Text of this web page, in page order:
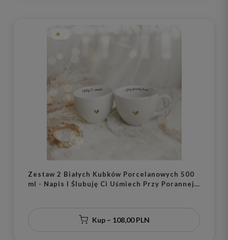
Zestaw 2 Białych Kubków Porcelanowych 500
ml - Napis I Ślubuję Ci Uśmiech Przy Porannej
Kup – 108,00 PLN